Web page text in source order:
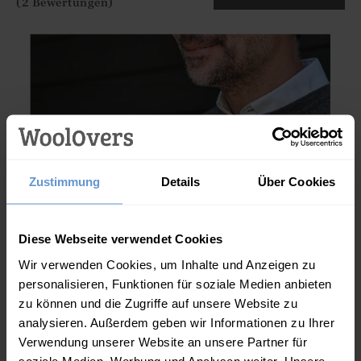
Zustimmung Details Über Cookies
Diese Webseite verwendet Cookies
Wir verwenden Cookies, um Inhalte und Anzeigen zu
personalisieren, Funktionen für soziale Medien anbieten
zu können und die Zugriffe auf unsere Website zu
analysieren. Außerdem geben wir Informationen zu Ihrer
Verwendung unserer Website an unsere Partner für